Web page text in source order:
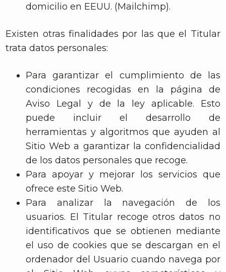
domicilio en EEUU. (Mailchimp).
Existen otras finalidades por las que el Titular
trata datos personales:
Para garantizar el cumplimiento de las
condiciones recogidas en la página de
Aviso Legal y de la ley aplicable. Esto
puede incluir el desarrollo de
herramientas y algoritmos que ayuden al
Sitio Web a garantizar la confidencialidad
de los datos personales que recoge.
Para apoyar y mejorar los servicios que
ofrece este Sitio Web.
Para analizar la navegación de los
usuarios. El Titular recoge otros datos no
identificativos que se obtienen mediante
el uso de cookies que se descargan en el
ordenador del Usuario cuando navega por